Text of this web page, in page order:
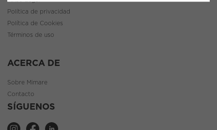
Política de privacidad
Política de Cookies
Términos de uso
ACERCA DE
Sobre Mimare
Contacto
SÍGUENOS